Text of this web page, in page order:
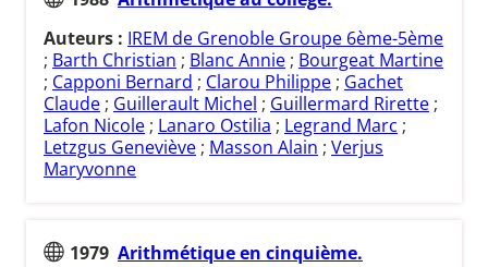
Auteurs : IREM de Grenoble Groupe 6ème-5ème
; Barth Christian ; Blanc Annie ; Bourgeat Martine
; Capponi Bernard ; Clarou Philippe ; Gachet
Claude ; Guillerault Michel ; Guillermard Rirette ;
Lafon Nicole ; Lanaro Ostilia ; Legrand Marc ;
Letzgus Geneviève ; Masson Alain ; Verjus
Maryvonne
1979 Arithmétique en cinquième.